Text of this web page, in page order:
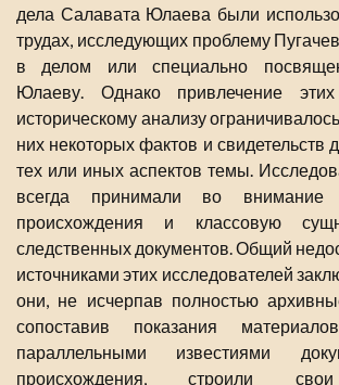
дела Салавата Юлаева были
трудах, исследующих проблему
в делом или специально
Юлаеву. Однако привлечение
историческому анализу
них некоторых фактов и свидетельств
тех или иных аспектов темы.
всегда принимали во внимание
происхождения и классовую
следственных документов. Общий
источниками этих исследователей
они, не исчерпав полностью
сопоставив показания
параллельными известиями
происхождения, строили